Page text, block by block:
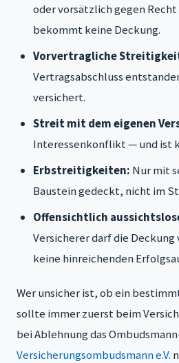
oder vorsätzlich gegen
bekommt keine Deckung.
Vorvertragliche
Vertragsabschluss
versichert.
Streit mit dem eigenen
Interessenkonflikt — und ist
Erbstreitigkeiten: Nur mit
Baustein gedeckt, nicht im
Offensichtlich
Versicherer darf die
keine hinreichenden
Wer unsicher ist, ob ein
sollte immer zuerst beim
bei Ablehnung das
Versicherungsombudsmann e.V.